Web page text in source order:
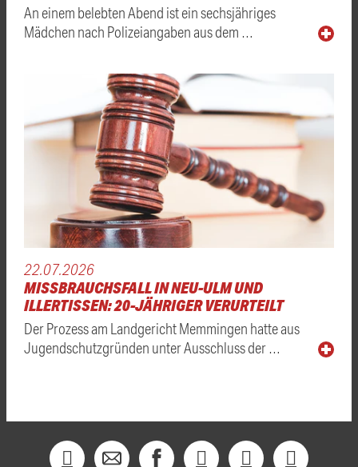
An einem belebten Abend ist ein sechsjähriges
Mädchen nach Polizeiangaben aus dem …
22.07.2026
MISSBRAUCHSFALL IN NEU-ULM UND
ILLERTISSEN: 20-JÄHRIGER VERURTEILT
Der Prozess am Landgericht Memmingen hatte aus
Jugendschutzgründen unter Ausschluss der …